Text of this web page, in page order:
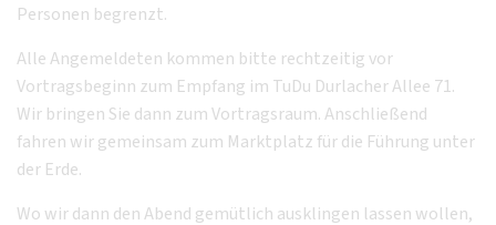
Personen begrenzt.
Alle Angemeldeten kommen bitte rechtzeitig vor
Vortragsbeginn zum Empfang im TuDu Durlacher Allee 71.
Wir bringen Sie dann zum Vortragsraum. Anschließend
fahren wir gemeinsam zum Marktplatz für die Führung unter
der Erde.
Wo wir dann den Abend gemütlich ausklingen lassen wollen,